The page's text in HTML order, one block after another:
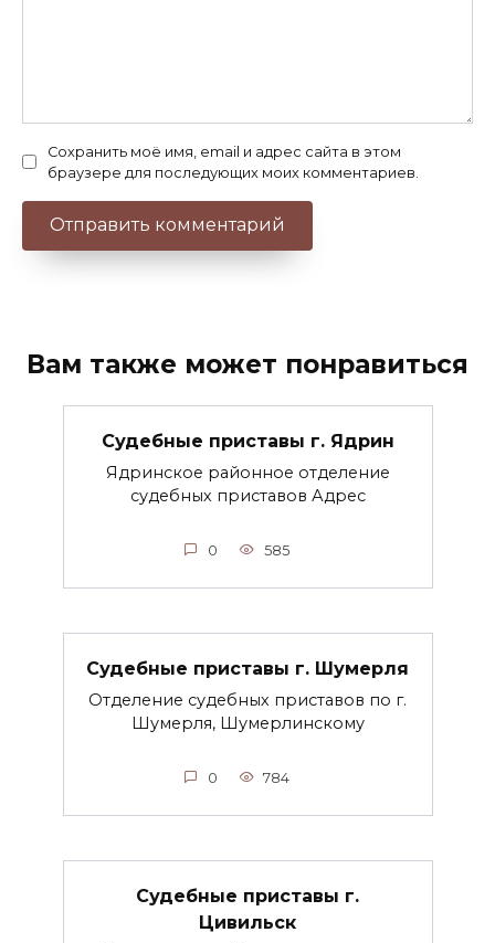
Сохранить моё имя, email и адрес сайта в этом
браузере для последующих моих комментариев.
Вам также может понравиться
Судебные приставы г. Ядрин
Ядринское районное отделение
судебных приставов Адрес
0 585
Судебные приставы г. Шумерля
Отделение судебных приставов по г.
Шумерля, Шумерлинскому
0 784
Судебные приставы г.
Цивильск